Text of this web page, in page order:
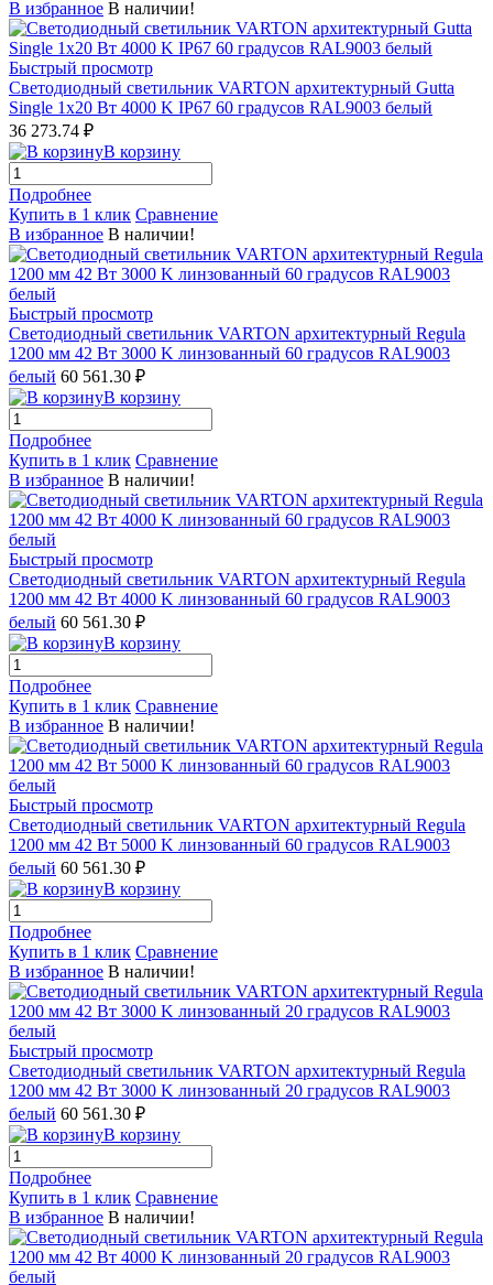
В избранное В наличии!
Быстрый просмотр
Светодиодный светильник VARTON архитектурный Gutta
Single 1x20 Вт 4000 K IP67 60 градусов RAL9003 белый
36 273.74 ₽
В корзину
Подробнее
Купить в 1 клик Сравнение
В избранное В наличии!
Быстрый просмотр
Светодиодный светильник VARTON архитектурный Regula
1200 мм 42 Вт 3000 K линзованный 60 градусов RAL9003
белый 60 561.30 ₽
В корзину
Подробнее
Купить в 1 клик Сравнение
В избранное В наличии!
Быстрый просмотр
Светодиодный светильник VARTON архитектурный Regula
1200 мм 42 Вт 4000 K линзованный 60 градусов RAL9003
белый 60 561.30 ₽
В корзину
Подробнее
Купить в 1 клик Сравнение
В избранное В наличии!
Быстрый просмотр
Светодиодный светильник VARTON архитектурный Regula
1200 мм 42 Вт 5000 K линзованный 60 градусов RAL9003
белый 60 561.30 ₽
В корзину
Подробнее
Купить в 1 клик Сравнение
В избранное В наличии!
Быстрый просмотр
Светодиодный светильник VARTON архитектурный Regula
1200 мм 42 Вт 3000 K линзованный 20 градусов RAL9003
белый 60 561.30 ₽
В корзину
Подробнее
Купить в 1 клик Сравнение
В избранное В наличии!